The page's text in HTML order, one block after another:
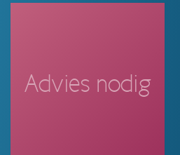
Advies nodig